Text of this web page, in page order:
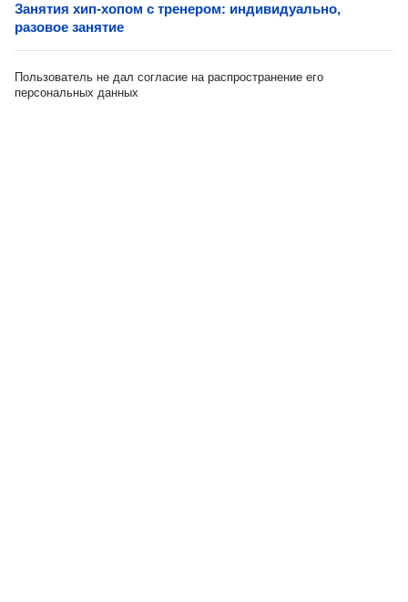
Занятия хип-хопом с тренером: индивидуально,
разовое занятие
Пользователь не дал согласие на распространение его
персональных данных